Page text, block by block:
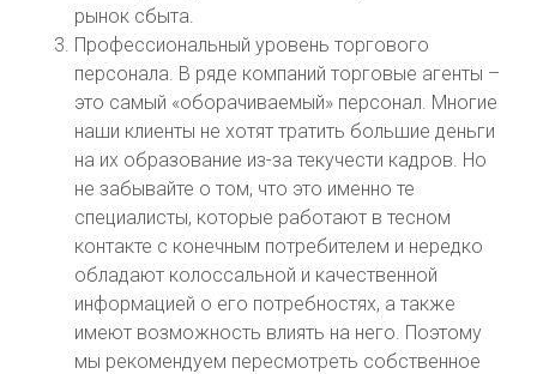
рынок сбыта.
Профессиональный уровень торгового
персонала. В ряде компаний торговые агенты –
это самый «оборачиваемый» персонал. Многие
наши клиенты не хотят тратить большие деньги
на их образование из-за текучести кадров. Но
не забывайте о том, что это именно те
специалисты, которые работают в тесном
контакте с конечным потребителем и нередко
обладают колоссальной и качественной
информацией о его потребностях, а также
имеют возможность влиять на него. Поэтому
мы рекомендуем пересмотреть собственное